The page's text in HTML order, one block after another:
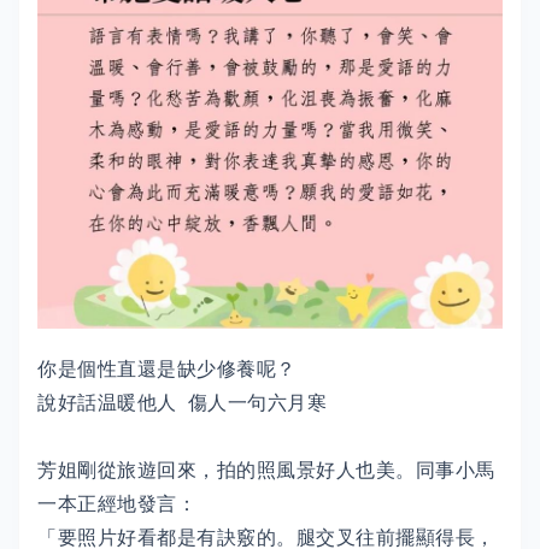
你是個性直還是缺少修養呢？
說好話温暖他人 傷人一句六月寒
芳姐剛從旅遊回來，拍的照風景好人也美。同事小馬
一本正經地發言：
「要照片好看都是有訣竅的。腿交叉往前擺顯得長，